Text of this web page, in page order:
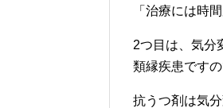
「治療には時
2つ目は、気分
類縁疾患です
抗うつ剤は気